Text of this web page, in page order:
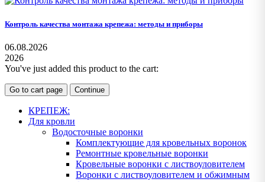
Контроль качества монтажа крепежа: методы и приборы
06.08.2026
2026
You've just added this product to the cart:
Go to cart page Continue
КРЕПЕЖ:
Для кровли
Водосточные воронки
Комплектующие для кровельных воронок
Ремонтные кровельные воронки
Кровельные воронки с листвоуловителем
Воронки с листвоуловителем и обжимным